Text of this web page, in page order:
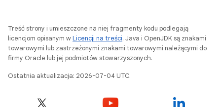
Treść strony i umieszczone na niej fragmenty kodu podlegają
licencjom opisanym wLicencji na treści. Java i OpenJDK są znakami
towarowymi lub zastrzeżonymi znakami towarowymi należącymi do
firmy Oracle lub jej podmiotów stowarzyszonych.
Ostatnia aktualizacja: 2026-07-04 UTC.